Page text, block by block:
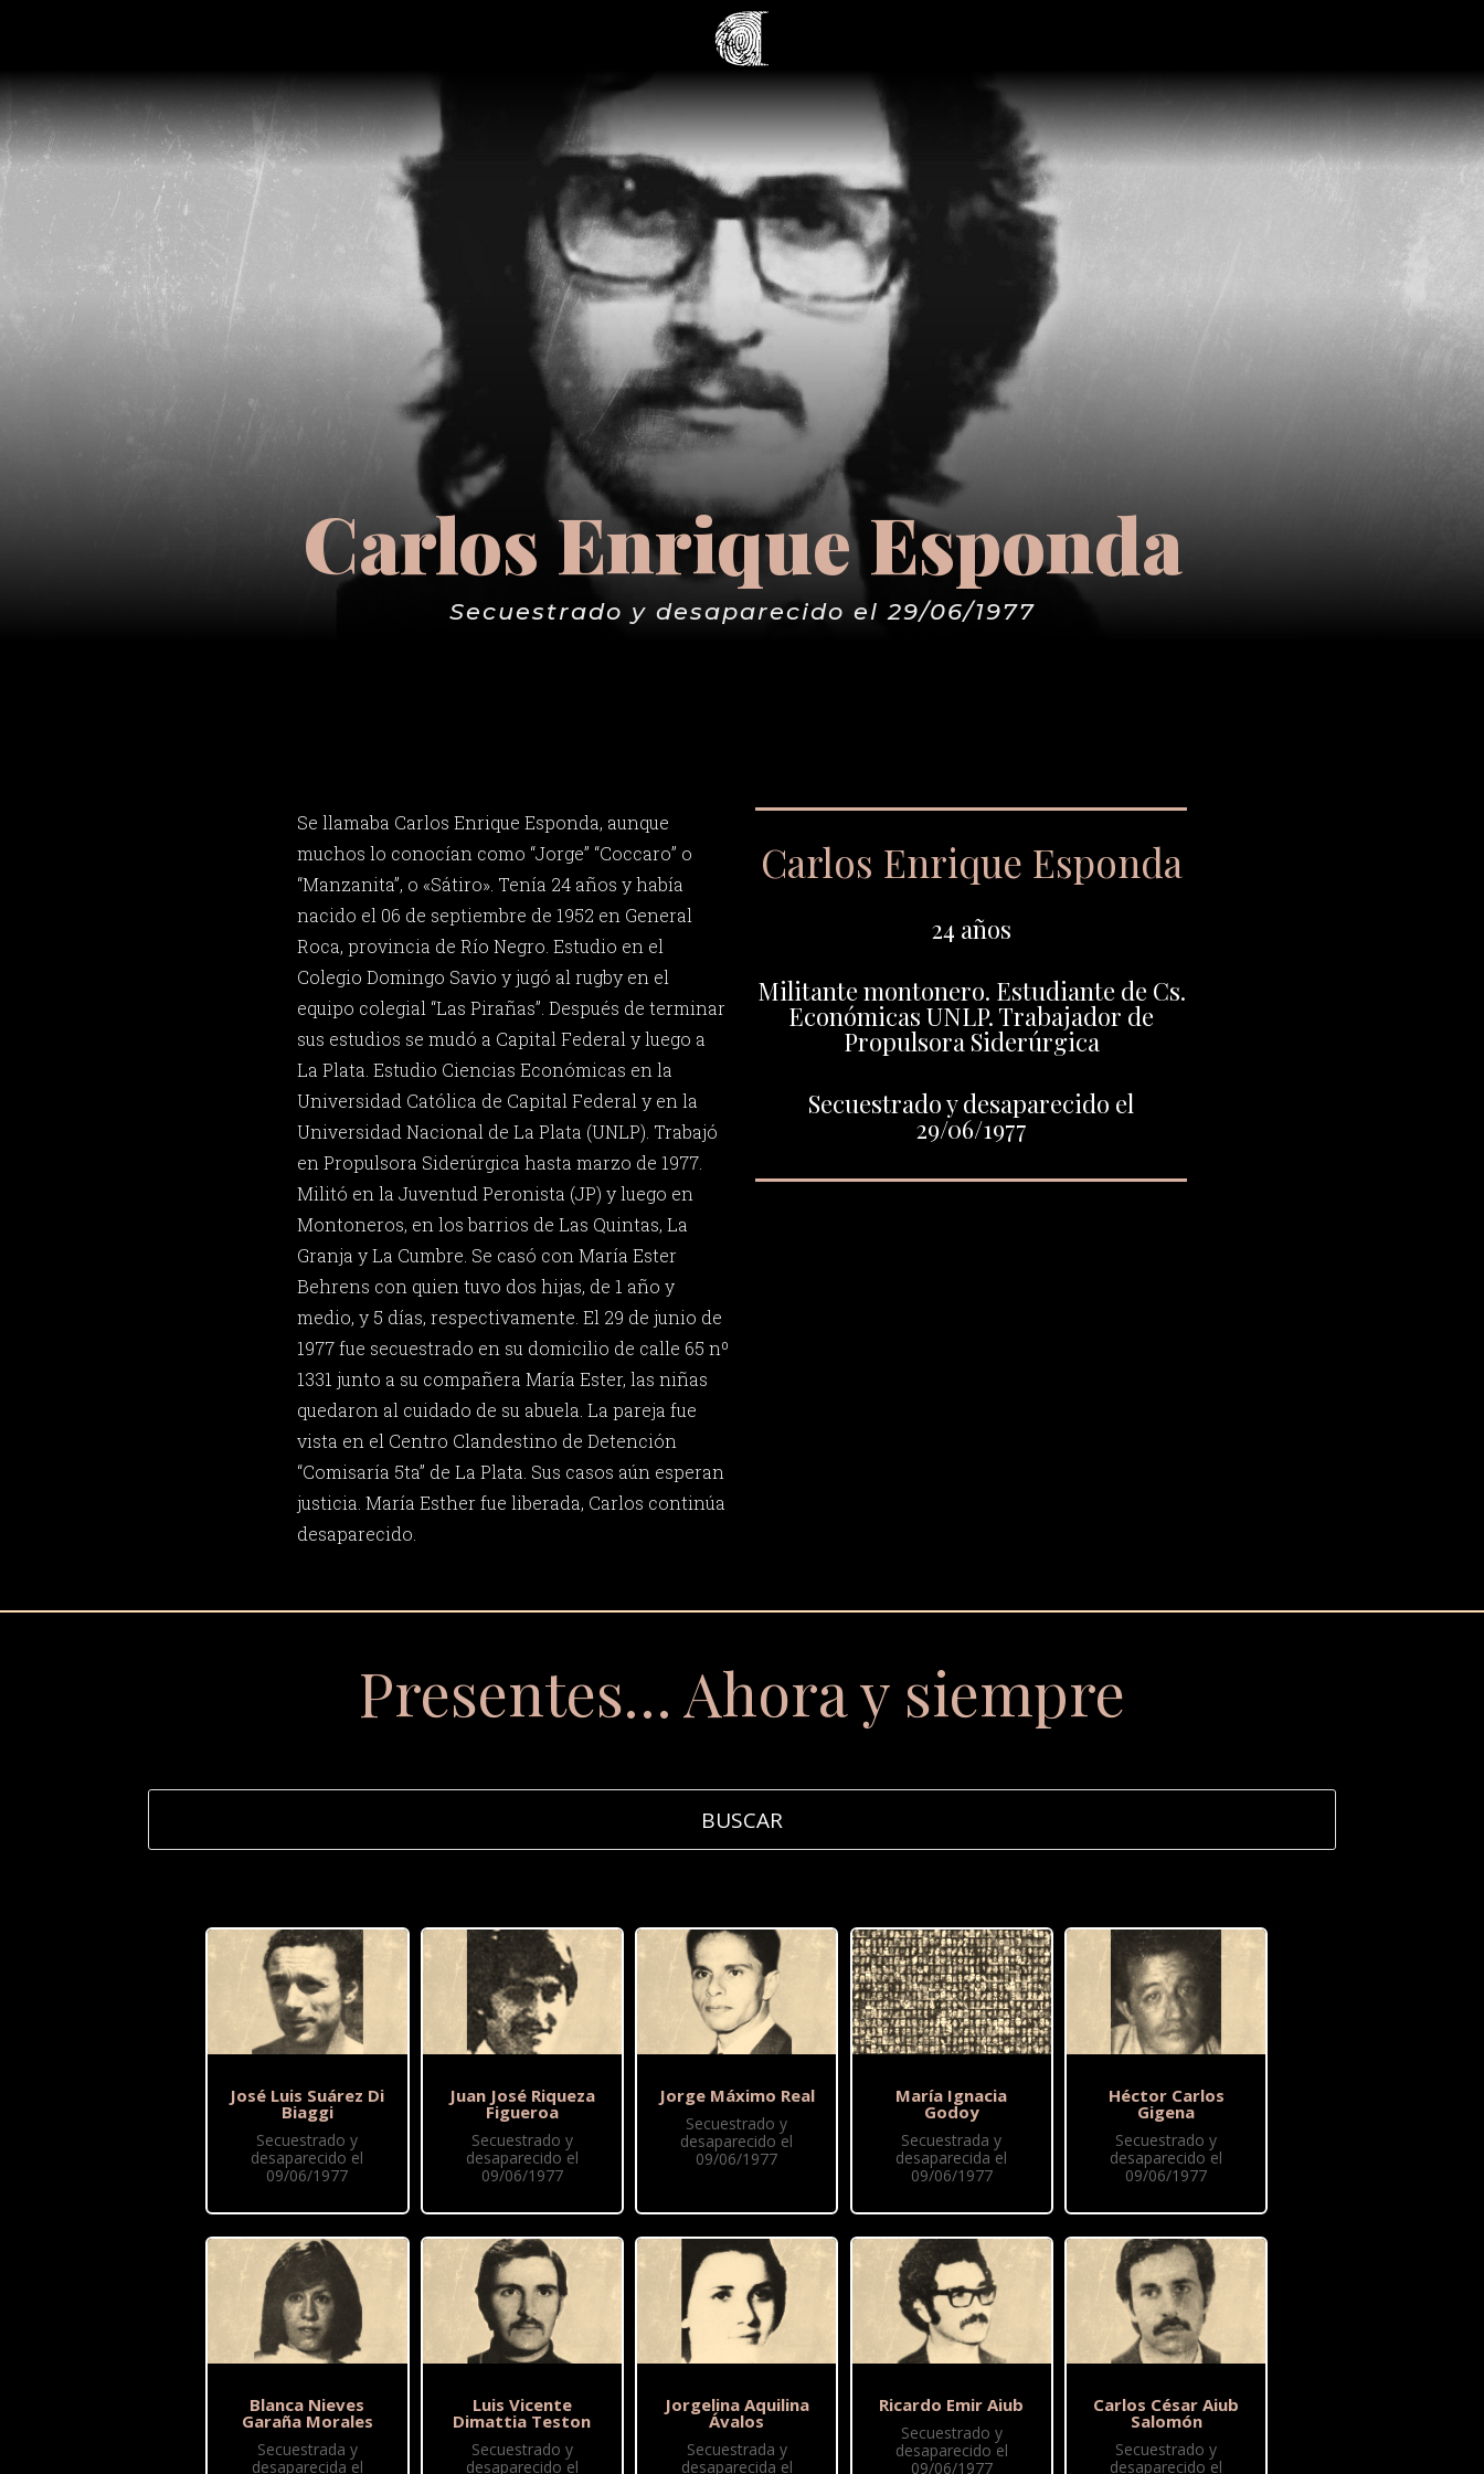
Carlos Enrique Esponda
Secuestrado y desaparecido el 29/06/1977
Se llamaba Carlos Enrique Esponda, aunque
muchos lo conocían como “Jorge” “Coccaro” o
“Manzanita”, o «Sátiro». Tenía 24 años y había
nacido el 06 de septiembre de 1952 en General
Roca, provincia de Río Negro. Estudio en el
Colegio Domingo Savio y jugó al rugby en el
equipo colegial “Las Pirañas”. Después de terminar
sus estudios se mudó a Capital Federal y luego a
La Plata. Estudio Ciencias Económicas en la
Universidad Católica de Capital Federal y en la
Universidad Nacional de La Plata (UNLP). Trabajó
en Propulsora Siderúrgica hasta marzo de 1977.
Militó en la Juventud Peronista (JP) y luego en
Montoneros, en los barrios de Las Quintas, La
Granja y La Cumbre. Se casó con María Ester
Behrens con quien tuvo dos hijas, de 1 año y
medio, y 5 días, respectivamente. El 29 de junio de
1977 fue secuestrado en su domicilio de calle 65 nº
1331 junto a su compañera María Ester, las niñas
quedaron al cuidado de su abuela. La pareja fue
vista en el Centro Clandestino de Detención
“Comisaría 5ta” de La Plata. Sus casos aún esperan
justicia. María Esther fue liberada, Carlos continúa
desaparecido.
Carlos Enrique Esponda
24 años
Militante montonero. Estudiante de Cs.
Económicas UNLP. Trabajador de
Propulsora Siderúrgica
Secuestrado y desaparecido el
29/06/1977
Presentes… Ahora y siempre
José Luis Suárez Di
Biaggi
Secuestrado y
desaparecido el
09/06/1977
Blanca Nieves
Garaña Morales
Secuestrada y
desaparecida el
Juan José Riqueza
Figueroa
Secuestrado y
desaparecido el
09/06/1977
Luis Vicente
Dimattia Teston
Secuestrado y
desaparecido el
Jorge Máximo Real
Secuestrado y
desaparecido el
09/06/1977
Jorgelina Aquilina
Ávalos
Secuestrada y
desaparecida el
María Ignacia
Godoy
Secuestrada y
desaparecida el
09/06/1977
Ricardo Emir Aiub
Secuestrado y
desaparecido el
09/06/1977
Héctor Carlos
Gigena
Secuestrado y
desaparecido el
09/06/1977
Carlos César Aiub
Salomón
Secuestrado y
desaparecido el